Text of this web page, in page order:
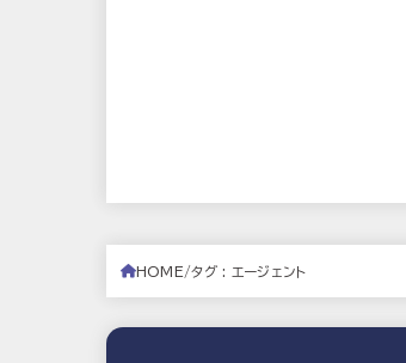
HOME タグ : エージェント